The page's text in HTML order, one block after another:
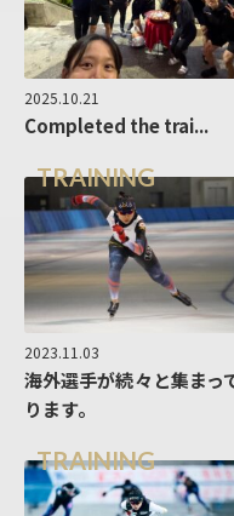
2025.10.21
Completed the trai...
TRAINING
2023.11.03
海外選手が続々と集まっ
ります。
TRAINING